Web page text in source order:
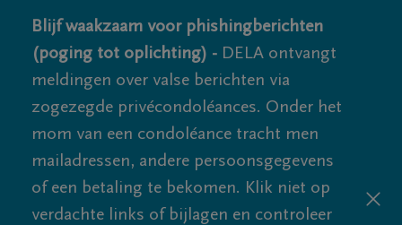
Blijf waakzaam voor phishingberichten
(poging tot oplichting) - DELA ontvangt
meldingen over valse berichten via
zogezegde privécondoléances. Onder het
mom van een condoléance tracht men
mailadressen, andere persoonsgegevens
of een betaling te bekomen. Klik niet op
verdachte links of bijlagen en controleer